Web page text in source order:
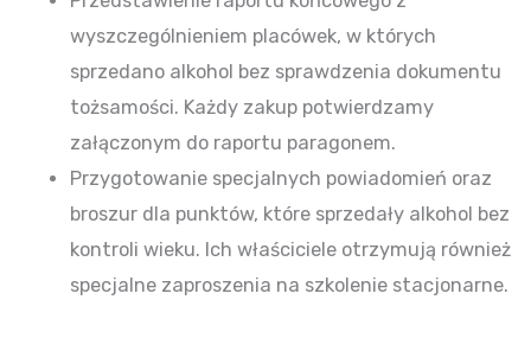
wyszczególnieniem placówek, w których
sprzedano alkohol bez sprawdzenia dokumentu
tożsamości. Każdy zakup potwierdzamy
załączonym do raportu paragonem.
Przygotowanie specjalnych powiadomień oraz
broszur dla punktów, które sprzedały alkohol bez
kontroli wieku. Ich właściciele otrzymują również
specjalne zaproszenia na szkolenie stacjonarne.